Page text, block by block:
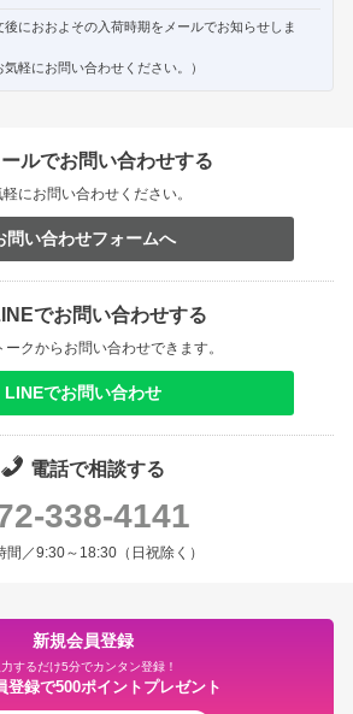
におおよその入荷時期をメールでお知らせしま
気軽にお問い合わせください。）
ールでお問い合わせする
軽にお問い合わせください。
問い合わせフォームへ
でお問い合わせする
ークからお問い合わせできます。
LINEでお問い合わせ
電話で相談する
338-4141
間／9:30～18:30（日祝除く）
新規会員登録
力するだけ5分でカンタン登録！
登録で500ポイントプレゼント